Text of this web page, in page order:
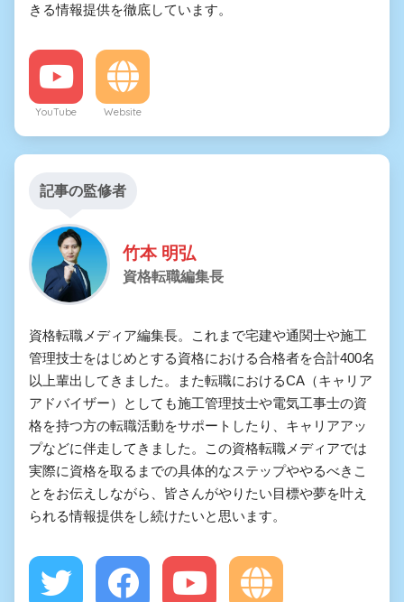
きる情報提供を徹底しています。
YouTube Website
記事の監修者
竹本 明弘
資格転職編集長
資格転職メディア編集長。これまで宅建や通関士や施工
管理技士をはじめとする資格における合格者を合計400名
以上輩出してきました。また転職におけるCA（キャリア
アドバイザー）としても施工管理技士や電気工事士の資
格を持つ方の転職活動をサポートしたり、キャリアアッ
プなどに伴走してきました。この資格転職メディアでは
実際に資格を取るまでの具体的なステップややるべきこ
とをお伝えしながら、皆さんがやりたい目標や夢を叶え
られる情報提供をし続けたいと思います。